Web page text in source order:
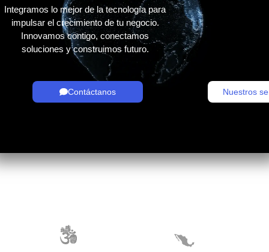
Integramos lo mejor de la tecnología para
impulsar el crecimiento de tu negocio.
Innovamos contigo, conectamos
soluciones y construimos futuro.
Contáctanos Nuestros